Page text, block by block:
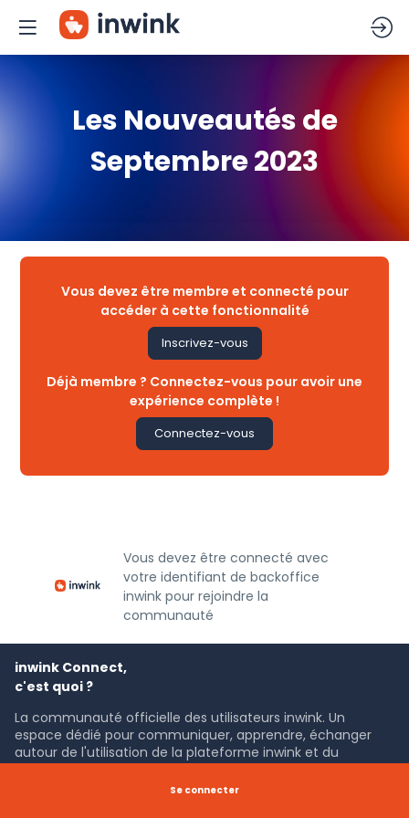
Les Nouveautés de
Septembre 2023
Vous devez être membre et connecté pour
accéder à cette fonctionnalité
Inscrivez-vous
Déjà membre ? Connectez-vous pour avoir une
expérience complète !
Connectez-vous
Vous devez être connecté avec
votre identifiant de backoffice
inwink pour rejoindre la
communauté
inwink Connect,
c'est quoi ?
La communauté officielle des utilisateurs inwink. Un
espace dédié pour communiquer, apprendre, échanger
autour de l'utilisation de la plateforme inwink et du
Se connecter